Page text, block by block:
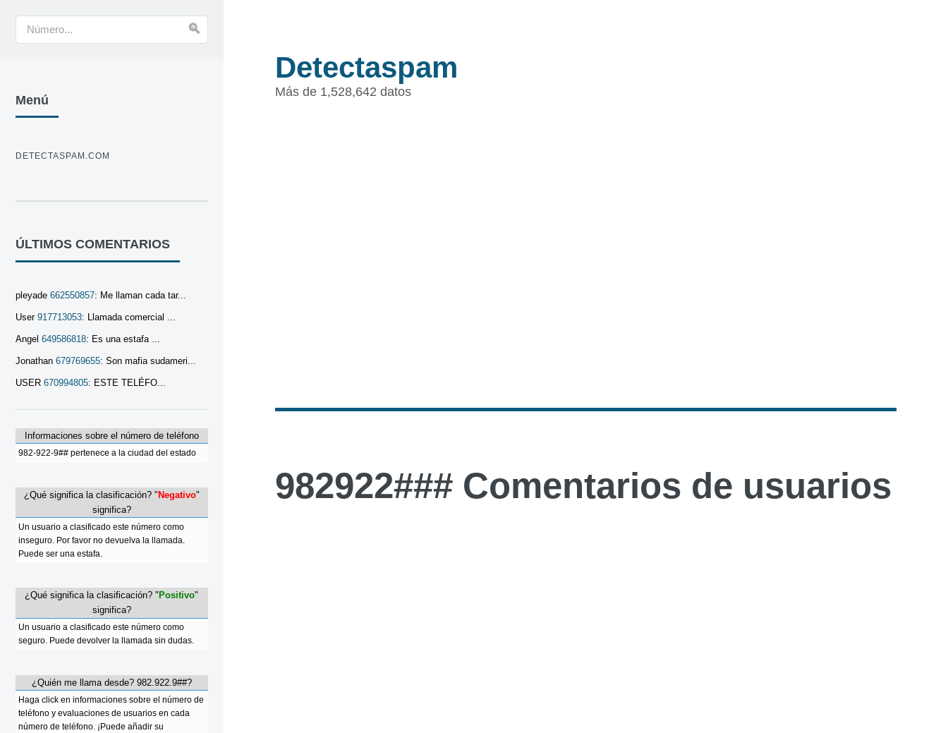
Detectaspam
Más de 1,528,642 datos
982922### Comentarios de usuarios
Menú
DETECTASPAM.COM
ÚLTIMOS COMENTARIOS
pleyade 662550857: Me llaman cada tar...
User 917713053: Llamada comercial ...
Angel 649586818: Es una estafa ...
Jonathan 679769655: Son mafia sudameri...
USER 670994805: ESTE TELÉFO...
Informaciones sobre el número de teléfono
982-922-9## pertenece a la ciudad del estado
¿Qué significa la clasificación? "Negativo"
significa?
Un usuario a clasificado este número como
inseguro. Por favor no devuelva la llamada.
Puede ser una estafa.
¿Qué significa la clasificación? " Positivo"
significa?
Un usuario a clasificado este número como
seguro. Puede devolver la llamada sin dudas.
¿Quién me llama desde? 982.922.9##?
Haga click en informaciones sobre el número de
teléfono y evaluaciones de usuarios en cada
número de teléfono. ¡Puede añadir su